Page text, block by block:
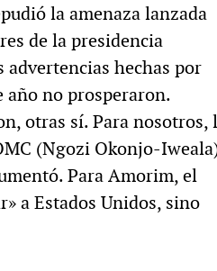
la amenaza lanzada
de la presidencia
hechas por
año no prosperaron.
otras sí. Para nosotros,
(Ngozi Okonjo-
Para Amorim, el
a Estados Unidos, sino